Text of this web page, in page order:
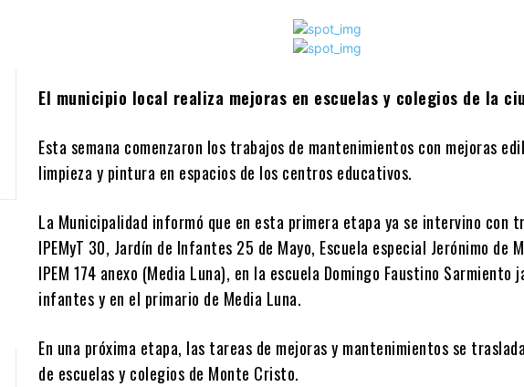
El municipio local realiza mejoras en escuelas y colegios de la
Esta semana comenzaron los trabajos de mantenimientos con mejoras
limpieza y pintura en espacios de los centros educativos.
La Municipalidad informó que en esta primera etapa ya se intervino con
IPEMyT 30, Jardín de Infantes 25 de Mayo, Escuela especial Jerónimo de
IPEM 174 anexo (Media Luna), en la escuela Domingo Faustino Sarmiento
infantes y en el primario de Media Luna.
En una próxima etapa, las tareas de mejoras y mantenimientos se
de escuelas y colegios de Monte Cristo.